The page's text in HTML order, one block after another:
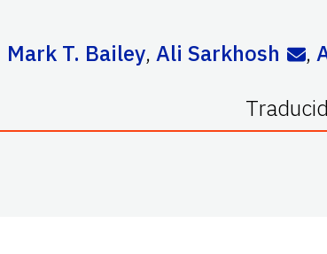
Mark T. Bailey, Ali Sarkhosh ,